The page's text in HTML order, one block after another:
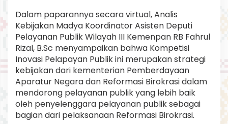
Dalam paparannya secara virtual, Analis
Kebijakan Madya Koordinator Asisten Deputi
Pelayanan Publik Wilayah III Kemenpan RB Fahrul
Rizal, B.Sc menyampaikan bahwa Kompetisi
Inovasi Pelapayan Publik ini merupakan strategi
kebijakan dari kementerian Pemberdayaan
Aparatur Negara dan Reformasi Birokrasi dalam
mendorong pelayanan publik yang lebih baik
oleh penyelenggara pelayanan publik sebagai
bagian dari pelaksanaan Reformasi Birokrasi.